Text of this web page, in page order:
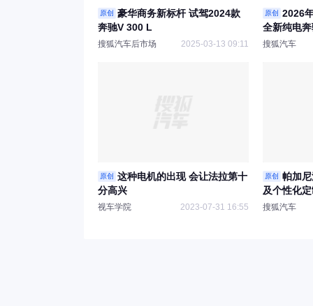
原创
豪华商务新标杆 试驾2024款
奔驰V 300 L
搜狐汽车后市场 2025-03-13 09:11
原创
2026
全新纯电
搜狐汽车
原创
这种电机的出现 会让法拉第十
分高兴
视车学院 2023-07-31 16:55
原创
帕加
及个性化
竞赛
搜狐汽车